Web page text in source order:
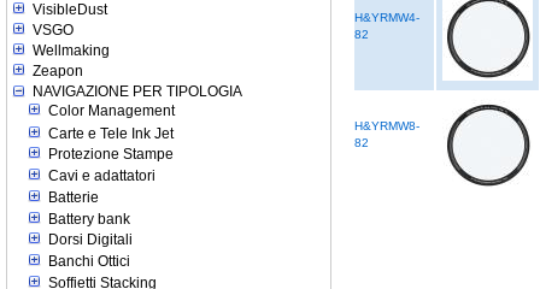
VisibleDust
VSGO
Wellmaking
Zeapon
NAVIGAZIONE PER TIPOLOGIA
Color Management
Carte e Tele Ink Jet
Protezione Stampe
Cavi e adattatori
Batterie
Battery bank
Dorsi Digitali
Banchi Ottici
Soffietti Stacking
H&YRMW4-
82
H&YRMW8-
82